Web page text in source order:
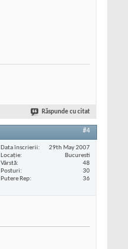
Răspunde cu citat
#4
Data înscrierii
29th May 2007
Locaţie
Bucuresti
Vârstă
48
Posturi
30
Putere Rep
36